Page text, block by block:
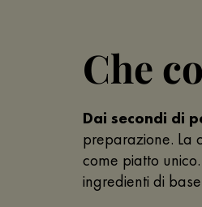
Che
Dai secondi di
preparazione. La
come piatto
ingredienti di